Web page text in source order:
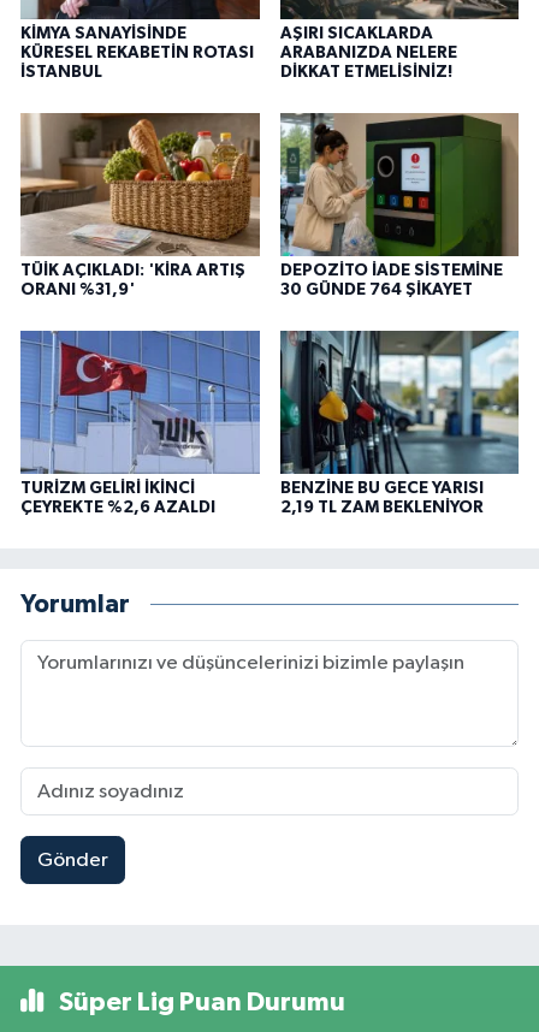
KİMYA SANAYİSİNDE
KÜRESEL REKABETİN ROTASI
İSTANBUL
AŞIRI SICAKLARDA
ARABANIZDA NELERE
DİKKAT ETMELİSİNİZ!
TÜİK AÇIKLADI: 'KİRA ARTIŞ
ORANI %31,9'
DEPOZİTO İADE SİSTEMİNE
30 GÜNDE 764 ŞİKAYET
TURİZM GELİRİ İKİNCİ
ÇEYREKTE %2,6 AZALDI
BENZİNE BU GECE YARISI
2,19 TL ZAM BEKLENİYOR
Yorumlar
Gönder
Süper Lig Puan Durumu